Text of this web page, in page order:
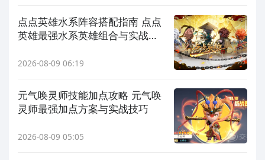
点点英雄水系阵容搭配指南 点点
英雄最强水系英雄组合与实战技
2026-08-09 06:19
元气唤灵师技能加点攻略 元气唤
灵师最强加点方案与实战技巧
2026-08-09 05:05